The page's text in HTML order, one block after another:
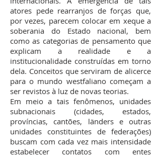
atores pede rearranjos de forças que,
por vezes, parecem colocar em xeque a
soberania do Estado nacional, bem
como as categorias de pensamento que
explicam a realidade e a
institucionalidade construídas em torno
dela. Conceitos que serviram de alicerce
para o mundo westfaliano começam a
ser revistos à luz de novas teorias.
Em meio a tais fenômenos, unidades
subnacionais (cidades, estados,
províncias, cantões, länders e outras
unidades constituintes de federações)
buscam com cada vez mais intensidade
estabelecer contatos com entes